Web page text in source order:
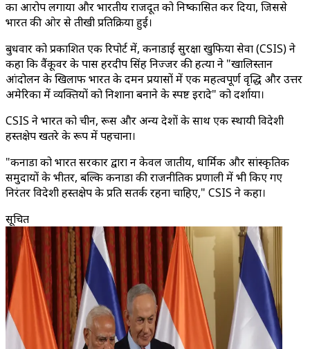
का आरोप लगाया और भारतीय राजदूत को निष्कासित कर दिया, जिससे
भारत की ओर से तीखी प्रतिक्रिया हुई।
बुधवार को प्रकाशित एक रिपोर्ट में, कनाडाई सुरक्षा खुफिया सेवा (CSIS) ने
कहा कि वैंकूवर के पास हरदीप सिंह निज्जर की हत्या ने "खालिस्तान
आंदोलन के खिलाफ भारत के दमन प्रयासों में एक महत्वपूर्ण वृद्धि और उत्तर
अमेरिका में व्यक्तियों को निशाना बनाने के स्पष्ट इरादे" को दर्शाया।
CSIS ने भारत को चीन, रूस और अन्य देशों के साथ एक स्थायी विदेशी
हस्तक्षेप खतरे के रूप में पहचाना।
"कनाडा को भारत सरकार द्वारा न केवल जातीय, धार्मिक और सांस्कृतिक
समुदायों के भीतर, बल्कि कनाडा की राजनीतिक प्रणाली में भी किए गए
निरंतर विदेशी हस्तक्षेप के प्रति सतर्क रहना चाहिए," CSIS ने कहा।
सूचित